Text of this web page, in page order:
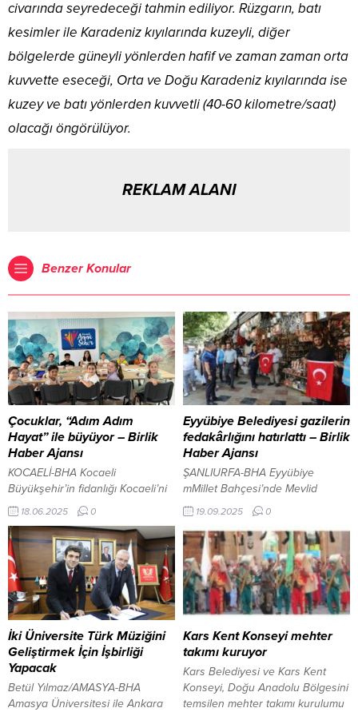
civarında seyredeceği tahmin ediliyor. Rüzgarın, batı
kesimler ile Karadeniz kıyılarında kuzeyli, diğer
bölgelerde güneyli yönlerden hafif ve zaman zaman orta
kuvvette eseceği, Orta ve Doğu Karadeniz kıyılarında ise
kuzey ve batı yönlerden kuvvetli (40-60 kilometre/saat)
olacağı öngörülüyor.
REKLAM ALANI
Benzer Konular
Çocuklar, “Adım Adım
Hayat” ile büyüyor – Birlik
Haber Ajansı
KOCAELİ-BHA Kocaeli
Büyükşehir’in fidanlığı Kocaeli’ni
yeşillendiriyor Kocaeli Büyükşehir
Belediyesi tarafından yürütülen
“Anne Şehir” projesinin önemli bir
parçası olan “Adım Adım Hayat”
etkinlikleri, 7-10 yaş arasındaki
çocuklara dil becerisi ve yaşam
pratiğini bir arada sunuyor.
Birçok konu işleniyor Kocaeli
Büyükşehir Belediyesi Kadın ve
Aile Hizmetleri Dairesi Başkanlığı
tarafından yürütülen “Anne
Şehir”...
18.06.2025 0
Eyyübiye Belediyesi gazilerin
fedakârlığını hatırlattı – Birlik
Haber Ajansı
ŞANLIURFA-BHA Eyyübiye
mMillet Bahçesi’nde Mevlid
Kandili coşkusu yaşandı İçeriği
Görüntüle Cumhuriyetimizin
kurucusu Mustafa Kemal
Atatürk’e Gazilik unvanı verilişinin
yıl dönümü olan 19 Eylül Gaziler
Günü kapsamında, Eyyübiye
Belediyesi vatan için fedakârlık
yapan gazilere ve şehitlere
duyulan saygının göstergesi
olarak Türk Bayrağı dağıttı.
Kahraman gazilerimizin
onurlandırılması ve toplumsak
birlik mesajı verilmesi...
19.09.2025 0
İki Üniversite Türk Müziğini
Geliştirmek İçin İşbirliği
Yapacak
Betül Yılmaz/AMASYA-BHA
Amasya Üniversitesi ile Ankara
Kars Kent Konseyi mehter
takımı kuruyor
Kars Belediyesi ve Kars Kent
Konseyi, Doğu Anadolu Bölgesini
temsilen mehter takımı kurulumu